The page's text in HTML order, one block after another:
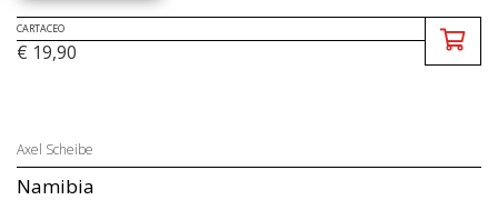
CARTACEO
€ 19,90
Axel Scheibe
Namibia